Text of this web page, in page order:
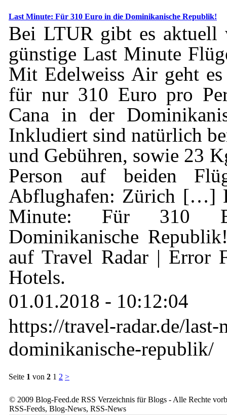
Last Minute: Für 310 Euro in die Dominikanische Republik!
Bei LTUR gibt es aktuell
günstige Last Minute
Mit Edelweiss Air geht
für nur 310 Euro pro
Cana in der
Inkludiert sind natürlich
und Gebühren, sowie 23
Person auf beiden
Abflughafen: Zürich […]
Minute: Für 310
Dominikanische
auf Travel Radar | Error
Hotels.
01.01.2018 - 10:12:04
https://travel-radar.de/last-
dominikanische-republik/
Seite 1 von 2 1 2 >
© 2009 Blog-Feed.de RSS Verzeichnis für Blogs - Alle Rechte
RSS-Feeds, Blog-News, RSS-News